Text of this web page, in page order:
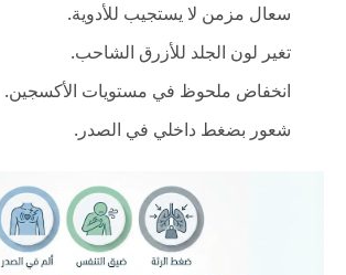
سعال مزمن لا يستجيب للأدوية.
تغير لون الجلد للأزرق الشاحب.
انخفاض ملحوظ في مستويات الأكسجين.
شعور بضغط داخلي في الصدر.